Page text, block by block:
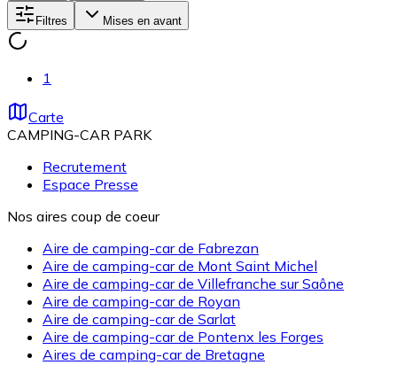
Filtres Mises en avant
1
Carte
CAMPING-CAR PARK
Recrutement
Espace Presse
Nos aires coup de coeur
Aire de camping-car de Fabrezan
Aire de camping-car de Mont Saint Michel
Aire de camping-car de Villefranche sur Saône
Aire de camping-car de Royan
Aire de camping-car de Sarlat
Aire de camping-car de Pontenx les Forges
Aires de camping-car de Bretagne